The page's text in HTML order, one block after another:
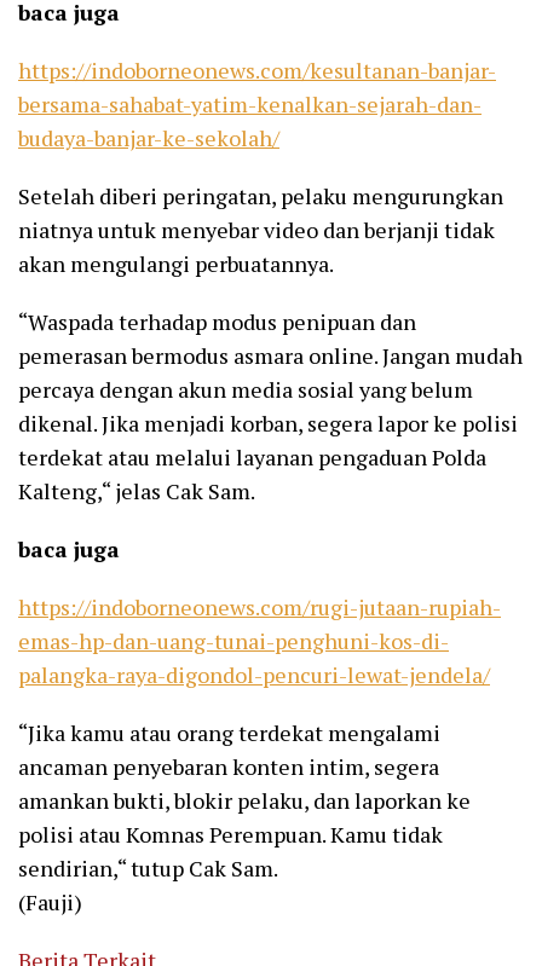
baca juga
https://indoborneonews.com/kesultanan-banjar-
bersama-sahabat-yatim-kenalkan-sejarah-dan-
budaya-banjar-ke-sekolah/
Setelah diberi peringatan, pelaku mengurungkan
niatnya untuk menyebar video dan berjanji tidak
akan mengulangi perbuatannya.
“Waspada terhadap modus penipuan dan
pemerasan bermodus asmara online. Jangan mudah
percaya dengan akun media sosial yang belum
dikenal. Jika menjadi korban, segera lapor ke polisi
terdekat atau melalui layanan pengaduan Polda
Kalteng,“ jelas Cak Sam.
baca juga
https://indoborneonews.com/rugi-jutaan-rupiah-
emas-hp-dan-uang-tunai-penghuni-kos-di-
palangka-raya-digondol-pencuri-lewat-jendela/
“Jika kamu atau orang terdekat mengalami
ancaman penyebaran konten intim, segera
amankan bukti, blokir pelaku, dan laporkan ke
polisi atau Komnas Perempuan. Kamu tidak
sendirian,“ tutup Cak Sam.
(Fauji)
Berita Terkait